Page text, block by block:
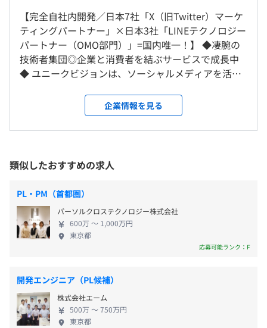
自社サービス 『Belugaシリーズ』
● Belugaスタジオ：SNS運用のオールインワンツール
● Belugaキャンペーン：フルファネルでキャンペーン構
● Belugaポータル：SNSマーケ最前線の情報発信
● 新人研修
● チーム定例
● コードレビュー
● ルーレットレビュー
● 技術勉強会
● 社外勉強会
● 品質向上委員会（ワーキング・グループ）
Core i7 / メモリ32GB / Gen4 SSD 1TB のハイスペック
務は原則ございません。
就業場所の変更範囲
＜雇入時＞
新宿オフィス
屋内原則禁煙（ビル敷地内に喫煙室あり）
- JR「新宿駅」新南口より徒歩２分
- 東京メトロ副都心線「新宿三丁目駅」E7、E8出口より徒
（※想定年収は年収提示額を保証するものではありません）
休憩時間：60分 ※昼食時間は業務の都合により各々の自
平均残業時間：平均20-25時間/月
年間休日120日以上
- 完全週休2日制（土日、祝）
- 年末年始休暇
- 年間有給休暇（入社半年後10日～）
【完全自社内開発／日本7社「X（旧Twitter）マーケ
ティングパートナー」×日本3社「LINEテクノロジー
パートナー（OMO部門）」=国内唯一！】 ◆凄腕の
技術者集団◎企業と消費者を結ぶサービスで成長中
◆ ユニークビジョンは、ソーシャルメディアを活用
験をつくる、テクノロジーカンパニーです。SNSマー
ケティングをより効果的に運営するための『Beluga
シリーズ』を企画・開発・運用しています。 2008年
プクラスの企業様にX（旧Twitter）・LINE施策の一
環で使っていただくサービスを広く展開しているた
め、ユニークビジョンの社名をご存知でなくても、
ユニークビジョンのシステムで動くSNSキャンペー
ンを見かけたこと・参加されたことはあるかもしれ
ません！ たとえば、、、ファミリーマート様×即時
抽選施策、花王様×ユーザーポスト施策、カバー様
ど、、、 ◆主要取引先◆ 大手メーカー・全国ネット
のテレビ局・メジャー通信キャリア・人気プロスポ
ーツチーム・大手製薬会社や外資生命保険会社な
ど、クライアント先は業界トップクラスの大企業が
企業情報を見る
類似したおすすめの求人
PL・PM（首都圏）
パーソルクロステクノロジー株式会社
600万 〜 1,000万円
東京都
応募可能ランク：F
開発エンジニア（PL候補）
株式会社エーム
500万 〜 750万円
東京都